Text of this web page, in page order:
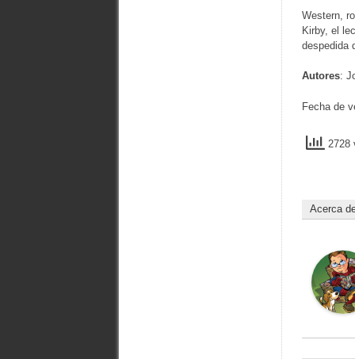
Western,
Kirby, el
despedida
Autores:
Fecha de
2728
Acerca